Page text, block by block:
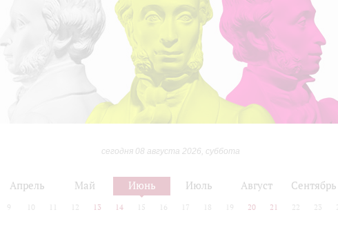
сегодня 08 августа 2026, суббота
Апрель Май Июнь Июль Август Сентябрь
9 10 12 13 14 15 16 17 18 19 20 21 22 23